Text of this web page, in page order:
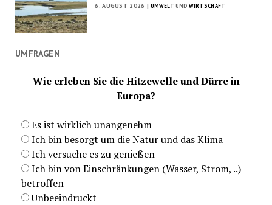
6. AUGUST 2026 | UMWELT UND WIRTSCHAFT
UMFRAGEN
Wie erleben Sie die Hitzewelle und Dürre in
Europa?
Es ist wirklich unangenehm
Ich bin besorgt um die Natur und das Klima
Ich versuche es zu genießen
Ich bin von Einschränkungen (Wasser, Strom, ..)
betroffen
Unbeeindruckt